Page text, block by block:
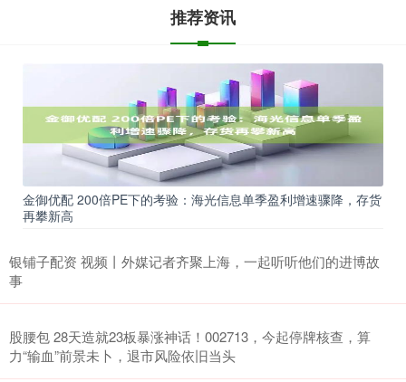
推荐资讯
金御优配 200倍PE下的考验：海光信息单季盈利增速骤降，存货
再攀新高
银铺子配资 视频丨外媒记者齐聚上海，一起听听他们的进博故
事
股腰包 28天造就23板暴涨神话！002713，今起停牌核查，算
力“输血”前景未卜，退市风险依旧当头